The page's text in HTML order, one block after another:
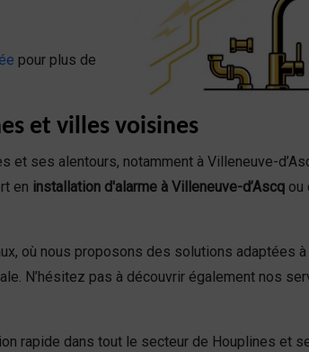
pour plus de
et villes voisines
ses alentours, notamment à Villeneuve-
en installation d'alarme à Villeneuve-d’Ascq ou
où nous proposons des solutions adaptées
N’hésitez pas à découvrir également nos
rapide dans tout le secteur de Houplines et